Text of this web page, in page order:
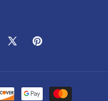
X
Pinterest